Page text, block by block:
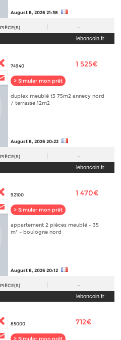
August 8, 2026 21:38
PIÈCE(S) -
leboncoin.fr
74940
> Simuler mon prêt
1 525€
duplex meublé t3 75m2 annecy nord
/ terrasse 12m2
August 8, 2026 20:22
PIÈCE(S) -
leboncoin.fr
92100
> Simuler mon prêt
1 470€
appartement 2 pièces meublé – 35
m² – boulogne nord
August 8, 2026 20:12
PIÈCE(S) -
leboncoin.fr
85000 712€